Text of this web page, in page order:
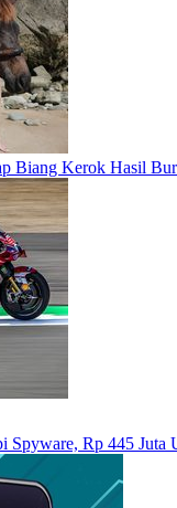
Biang Kerok Hasil
Spyware, Rp 445 Juta